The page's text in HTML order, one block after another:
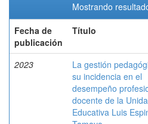
Mostrando
Fecha de
publicación
Título
2023
La gestión
su incidencia en el
desempeño
docente de la
Educativa Luis